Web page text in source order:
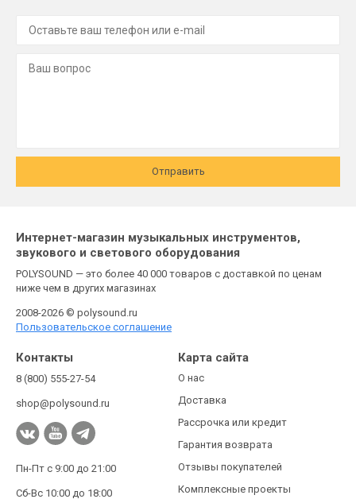
Отправить
Интернет-магазин музыкальных инструментов,
звукового и светового оборудования
POLYSOUND — это более 40 000 товаров с доставкой по ценам
ниже чем в других магазинах
2008-2026 © polysound.ru
Пользовательское соглашение
Контакты
8 (800) 555-27-54
shop@polysound.ru
Пн-Пт с 9:00 до 21:00
Сб-Вс 10:00 до 18:00
Карта сайта
О нас
Доставка
Рассрочка или кредит
Гарантия возврата
Отзывы покупателей
Комплексные проекты